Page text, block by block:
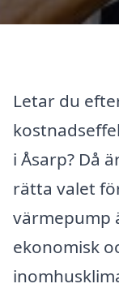
Letar du
i Åsarp? Då
rätta valet
värmepump
ekonomisk